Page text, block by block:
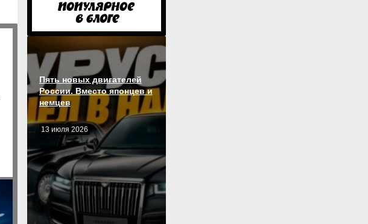
Пять новых двигателей
России. Вместо японцев и
немцев
13 июля 2026